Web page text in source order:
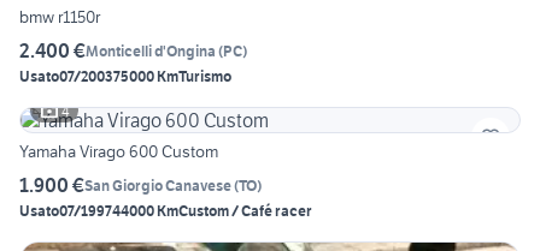
bmw r1150r
2.400 €Monticelli d'Ongina (PC)
Usato07/200375000 KmTurismo
4
Yamaha Virago 600 Custom
1.900 €San Giorgio Canavese(TO)
Usato07/199744000 KmCustom / Café racer